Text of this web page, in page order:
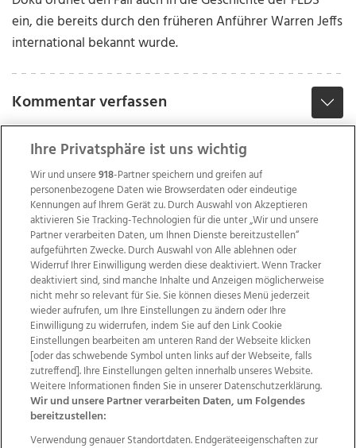
ein, die bereits durch den früheren Anführer Warren Jeffs
international bekannt wurde.
Kommentar verfassen
Wir über uns Mediadaten Kontakt
Jobs
Datenschutz
Impressum
AGB Anzeigekunden
AGB Website
Ehrenkodex Politische Werbung
Ihre Privatsphäre ist uns wichtig
Wir und unsere918-Partner speichern und greifen auf
personenbezogene Daten wie Browserdaten oder eindeutige
Kennungen auf Ihrem Gerät zu. Durch Auswahl von Akzeptieren
aktivieren Sie Tracking-Technologien für die unter „Wir und unsere
Partner verarbeiten Daten, um Ihnen Dienste bereitzustellen“
aufgeführten Zwecke. Durch Auswahl von Alle ablehnen oder
Widerruf Ihrer Einwilligung werden diese deaktiviert. Wenn Tracker
deaktiviert sind, sind manche Inhalte und Anzeigen möglicherweise
nicht mehr so relevant für Sie. Sie können dieses Menü jederzeit
wieder aufrufen, um Ihre Einstellungen zu ändern oder Ihre
Einwilligung zu widerrufen, indem Sie auf den Link Cookie
Einstellungen bearbeiten am unteren Rand der Webseite klicken
[oder das schwebende Symbol unten links auf der Webseite, falls
zutreffend]. Ihre Einstellungen gelten innerhalb unseres Website.
Weitere Informationen finden Sie in unserer Datenschutzerklärung.
Wir und unsere Partner verarbeiten Daten, um Folgendes
bereitzustellen:
Verwendung genauer Standortdaten. Endgeräteeigenschaften zur